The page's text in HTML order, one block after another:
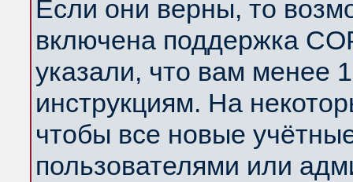
Если они верны, то
включена поддержка
указали, что вам менее
инструкциям. На
чтобы все новые
пользователями или